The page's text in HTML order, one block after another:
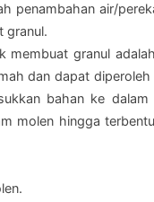
penambahan air/
granul.
membuat granul
dan dapat
bahan ke
molen hingga